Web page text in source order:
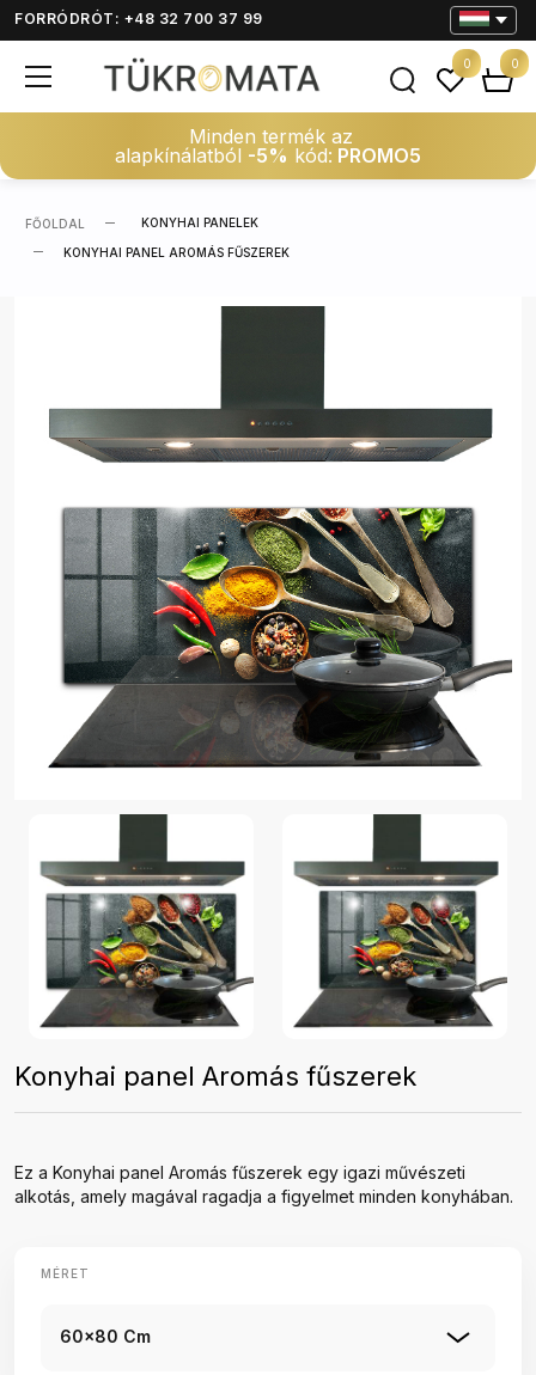
FORRÓDRÓT: +48 32 700 37 99
Minden termék az
alapkínálatból -5% kód: PROMO5
0 0
FŐOLDAL KONYHAI PANELEK
KONYHAI PANEL AROMÁS FŰSZEREK
Konyhai panel Aromás fűszerek
Ez a Konyhai panel Aromás fűszerek egy igazi művészeti
alkotás, amely magával ragadja a figyelmet minden konyhában.
MÉRET
60x80 Cm